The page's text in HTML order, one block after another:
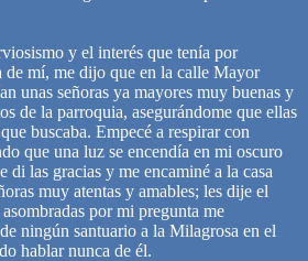
y el interés que tenía por
de mí, me dijo que en la calle Mayor
unas señoras ya mayores muy buenas y
de la parroquia, asegurándome que ellas
buscaba. Empecé a respirar con
que una luz se encendía en mi oscuro
di las gracias y me encaminé a la casa
muy atentas y amables; les dije el
por mi pregunta me
ningún santuario a la Milagrosa en el
hablar nunca de él.